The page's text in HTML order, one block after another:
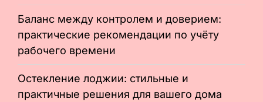
Баланс между контролем и доверием:
практические рекомендации по учёту
рабочего времени
Остекление лоджии: стильные и
практичные решения для вашего дома